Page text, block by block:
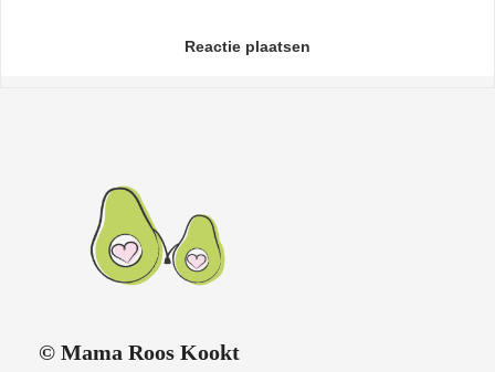
Reactie plaatsen
© Mama Roos Kookt